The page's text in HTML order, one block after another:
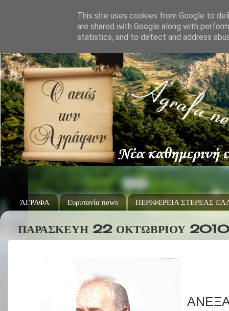
ΆΓΡΑΦΑ Ευρυτανία news ΠΕΡΙΦΕΡΕΙΑ ΣΤΕΡΕΑΣ
ΠΑΡΑΣΚΕΥΉ 22 ΟΚΤΩΒΡΊΟΥ 2010
This site uses cookies from Google to
are shared with Google along with
statistics, and to detect and address